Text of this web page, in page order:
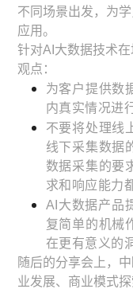
不同场景出发，为
应用。
针对AI大数据技术
观点：
为客户提供数
内真实情况进
不要将处理线
线下采集数据
数据采集的要
求和响应能力
AI大数据产品
复简单的机械
在更有意义的
随后的分享会上，
业发展、商业模式